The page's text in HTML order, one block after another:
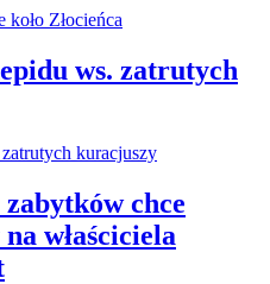
ws. zatrutych
chce
właściciela